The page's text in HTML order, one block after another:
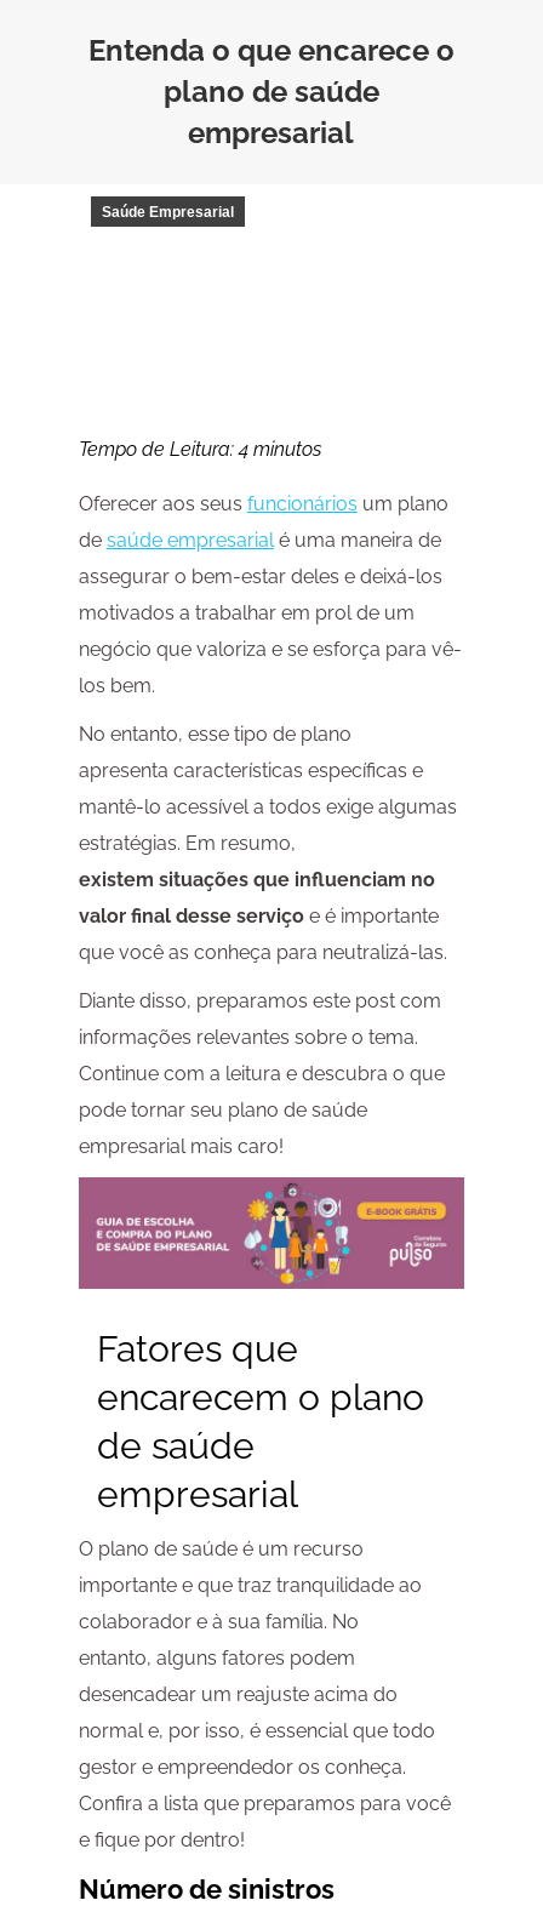
Entenda o que encarece o
plano de saúde
empresarial
Saúde Empresarial
Tempo de Leitura:4 minutos
Oferecer aos seus funcionários um plano
de saúde empresarialé uma maneira de
assegurar o bem-estar deles e deixá-los
motivados a trabalhar em prol de um
negócio que valoriza e se esforça para vê-
los bem.
No entanto, esse tipo de plano
apresenta características específicas e
mantê-lo acessível a todos exige algumas
estratégias. Em resumo,
existem situações que influenciam no
valor final desse serviço e é importante
que você as conheça para neutralizá-las.
Diante disso, preparamos este post com
informações relevantes sobre o tema.
Continue com a leitura e descubra o que
pode tornar seu plano de saúde
empresarial mais caro!
Fatores que
encarecem o plano
de saúde
empresarial
O plano de saúde é um recurso
importante e que traz tranquilidade ao
colaborador e à sua família. No
entanto, alguns fatores podem
desencadear um reajuste acima do
normal e, por isso, é essencial que todo
gestor e empreendedor os conheça.
Confira a lista que preparamos para você
e fique por dentro!
Número de sinistros